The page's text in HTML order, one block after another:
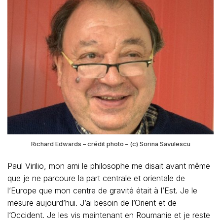
Richard Edwards – crédit photo – (c) Sorina Savulescu
Paul Virilio, mon ami le philosophe me disait avant même
que je ne parcoure la part centrale et orientale de
l’Europe que mon centre de gravité était à l’Est. Je le
mesure aujourd’hui. J’ai besoin de l’Orient et de
l’Occident. Je les vis maintenant en Roumanie et je reste